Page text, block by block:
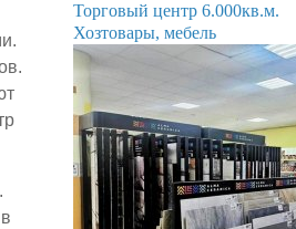
Торговый центр 6.000кв.м.
Хозтовары, мебель